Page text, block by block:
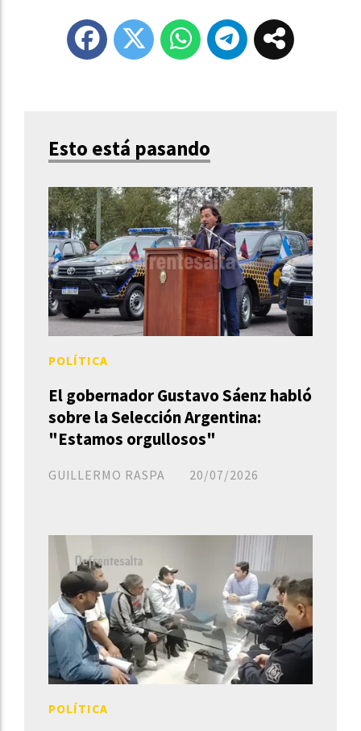
Esto está pasando
El gobernador Gustavo Sáenz habló
sobre la Selección Argentina:
"Estamos orgullosos"
GUILLERMO RASPA
POLÍTICA
20/07/2026
POLÍTICA